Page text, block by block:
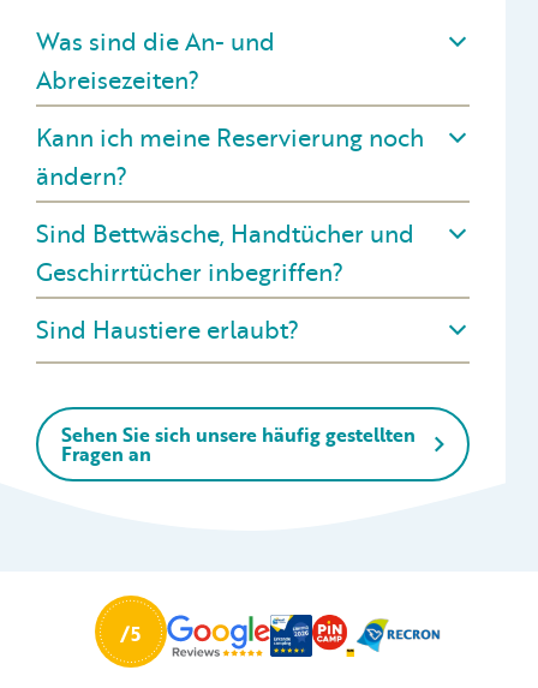
Was sind die An- und
Abreisezeiten?
Kann ich meine Reservierung noch
ändern?
Sind Bettwäsche, Handtücher und
Geschirrtücher inbegriffen?
Sind Haustiere erlaubt?
Sehen Sie sich unsere häufig gestellten
Fragen an